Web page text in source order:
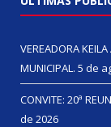
VEREADORA
MUNICIPAL. 5 de
CONVITE: 20ª
de 2026